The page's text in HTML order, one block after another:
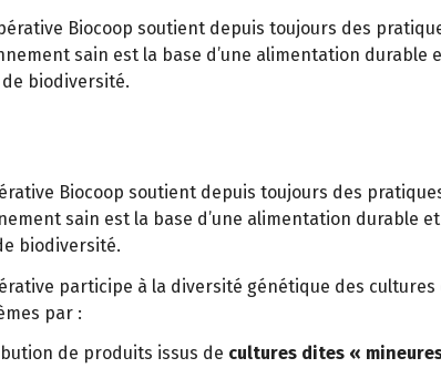
Biocoop soutient depuis toujours des
sain est la base d’une alimentation
biodiversité.
Biocoop soutient depuis toujours des
sain est la base d’une alimentation durable
biodiversité.
participe à la diversité génétique des
par :
de produits issus de cultures dites «